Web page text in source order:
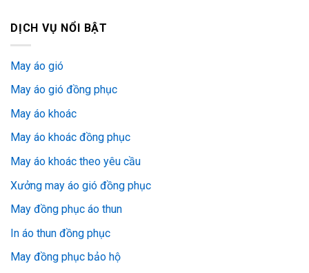
DỊCH VỤ NỔI BẬT
May áo gió
May áo gió đồng phục
May áo khoác
May áo khoác đồng phục
May áo khoác theo yêu cầu
Xưởng may áo gió đồng phục
May đồng phục áo thun
In áo thun đồng phục
May đồng phục bảo hộ